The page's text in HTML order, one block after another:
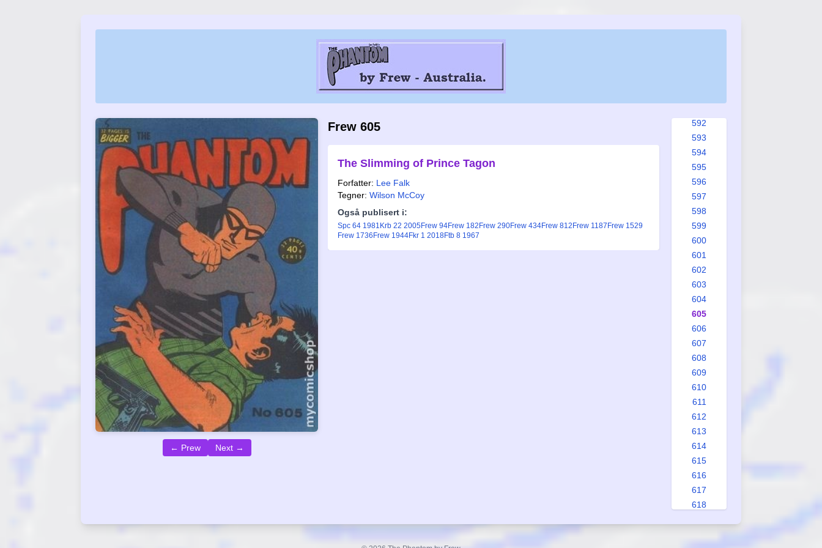
← Prew Next →
Frew 605
The Slimming of Prince Tagon
Forfatter: Lee Falk
Tegner: Wilson McCoy
Også publisert i:
Spc 64 1981 Krb 22 2005Frew 94Frew 182 Frew 290Frew 434Frew 812 Frew 1187 Frew 1529
Frew 1736 Frew 1944Fkr 1 2018Ftb 8 1967
592
593
594
595
596
597
598
599
600
601
602
603
604
605
606
607
608
609
610
611
612
613
614
615
616
617
618